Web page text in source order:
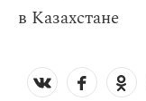
в Казахстане